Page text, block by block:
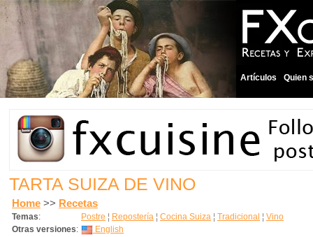
Artículos Quien
TARTA SUIZA DE VINO
Home >> Recetas
Temas: Postre ¦ Repostería ¦ Cocina Suiza ¦ Tradicional ¦ Vino
Otras versiones:
English